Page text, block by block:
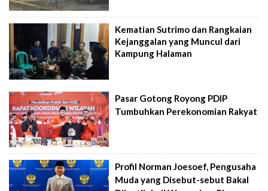
Kematian Sutrimo dan Rangkaian
Kejanggalan yang Muncul dari
Kampung Halaman
Pasar Gotong Royong PDIP
Tumbuhkan Perekonomian Rakyat
Profil Norman Joesoef, Pengusaha
Muda yang Disebut-sebut Bakal